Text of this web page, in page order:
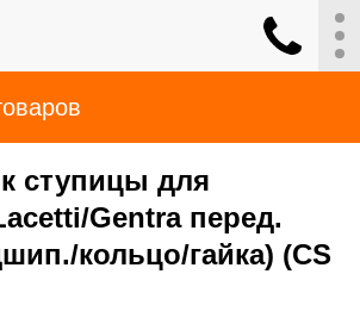
ступицы для
Gentra перед.
кольцо/гайка) (CS